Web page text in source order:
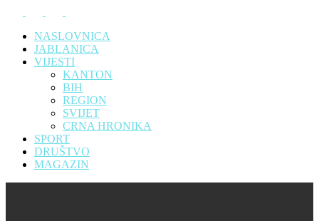
NASLOVNICA
JABLANICA
VIJESTI
KANTON
BIH
REGION
SVIJET
CRNA HRONIKA
SPORT
DRUŠTVO
MAGAZIN